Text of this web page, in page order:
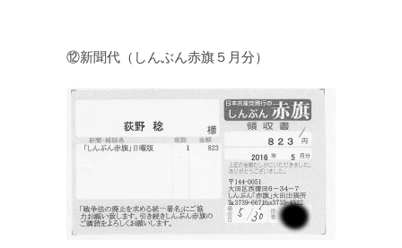
⑫新聞代（しんぶん赤旗５月分）